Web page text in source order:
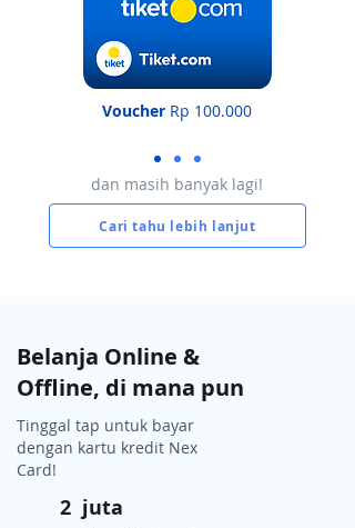
Voucher Rp 100.000
dan masih banyak lagi!
Cari tahu lebih lanjut
Belanja Online &
Offline, di mana pun
Tinggal tap untuk bayar
dengan kartu kredit Nex
Card!
2 juta